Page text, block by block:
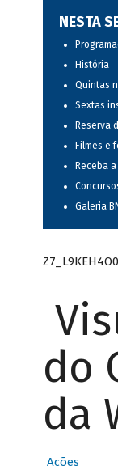
NESTA
História
Quintas
Sextas
Reserva
Filmes e
Receba
Galeria
do
da
Ações